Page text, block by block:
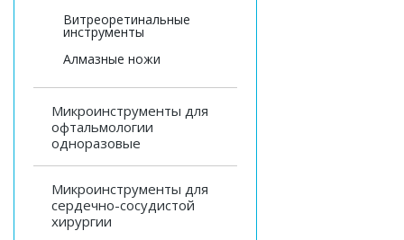
Витреоретинальные
инструменты
Алмазные ножи
Микроинструменты для
офтальмологии
одноразовые
Микроинструменты для
сердечно-сосудистой
хирургии